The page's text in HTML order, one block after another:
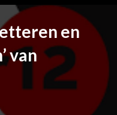
en
van